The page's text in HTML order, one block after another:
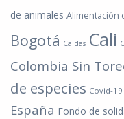
de animales Alimentación
Bogotá Caldas Cali
Colombia Sin
de especies Covid-
España Fondo de